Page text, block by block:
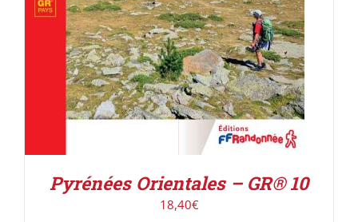
Pyrénées Orientales – GR® 10
18,40€